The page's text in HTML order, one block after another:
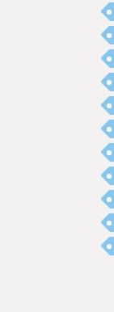
I
N
C
I
P
A
L